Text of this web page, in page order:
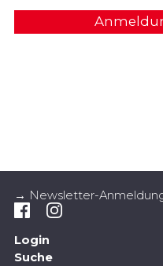
→ Newsletter-
Login
Suche